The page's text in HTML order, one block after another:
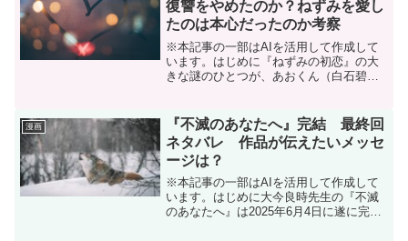
復讐をやめたのか？ねずみを愛し
たのは本心だったのか考察
※本記事の一部はAIを活用して作成して
います。はじめに『ねずみの初恋』の大
きな謎のひとつが、あおくん（白石碧）
ねずみに近づいたのではないか」と考え
ていました。実際、あおく...
漫画
『不滅のあなたへ』完結 最終回
ネタバレ 作品が伝えたいメッセ
ージは？
※本記事の一部はAIを活用して作成して
います。はじめに大今良時先生の『不滅
のあなたへ』は2025年6月4日に遂に完結